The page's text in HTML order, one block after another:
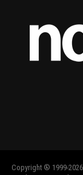
Copyright ® 1999-